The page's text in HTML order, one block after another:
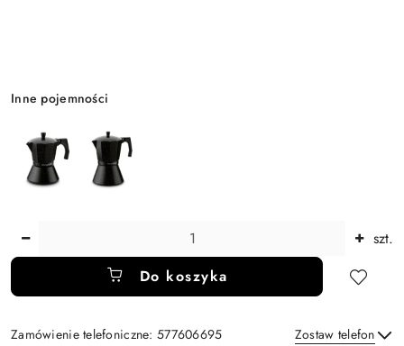
Wariant
Inne pojemności
szt.
Do koszyka
Zamówienie telefoniczne: 577606695 Zostaw telefon